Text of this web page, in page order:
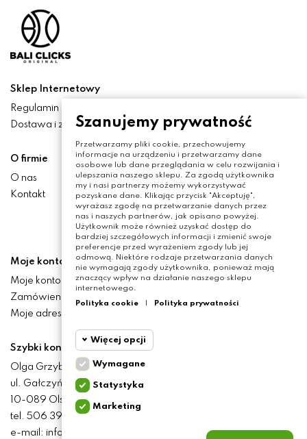
Sklep Internetowy
Regulamin
Dostawa i zwroty
O firmie
O nas
Kontakt
Moje konto
Moje konto
Zamówienia
Moje adresy
Szybki kontakt
Olga Grzyb STILO
ul. Gałczyńskiego 24
10-089 Olsztyn
tel. 506 393 457
e-mail: info@baliclicksoriginal.pl
Szanujemy prywatność
Przetwarzamy pliki cookie, przechowujemy
informacje na urządzeniu i przetwarzamy dane
osobowe lub dane przeglądania w celu rozwijania i
ulepszania naszego sklepu. Za zgodą użytkownika
my i nasi partnerzy możemy wykorzystywać
pozyskane dane. Klikając przycisk "Akceptuję",
wyrażasz zgodę na przetwarzanie danych przez
nas i naszych partnerów, jak opisano powyżej.
Użytkownik może również uzyskać dostęp do
bardziej szczegółowych informacji i zmienić swoje
preferencje przed wyrażeniem zgody lub jej
odmową. Niektóre rodzaje przetwarzania danych
nie wymagają zgody użytkownika, ponieważ mają
znaczący wpływ na działanie naszego sklepu
internetowego.
Polityka cookie
Polityka prywatności
Więcej opcji
Wymagane
Cookie
Wymagane
Statystyka
Marketing